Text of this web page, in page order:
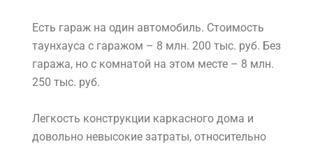
Есть гараж на один автомобиль. Стоимость
таунхауса с гаражом – 8 млн. 200 тыс. руб. Без
гаража, но с комнатой на этом месте – 8 млн.
250 тыс. руб.
Легкость конструкции каркасного дома и
довольно невысокие затраты, относительно